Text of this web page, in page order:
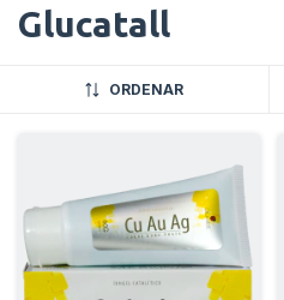
Glucatall
ORDENAR